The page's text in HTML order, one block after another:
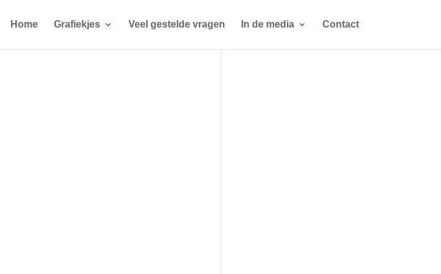
Home Grafiekjes Veel gestelde vragen In de media Contact